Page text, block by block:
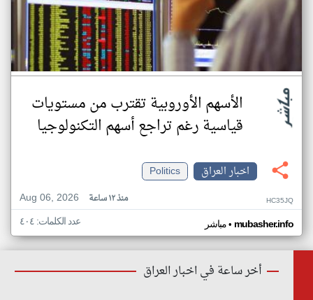
الأسهم الأوروبية تقترب من مستويات
قياسية رغم تراجع أسهم التكنولوجيا
اخبار العراق
Politics
Aug 06, 2026
منذ ١٢ ساعة HC35JQ
مباشر• mubasher.info عدد الكلمات: ٤٠٤
أخر ساعة في اخبار العراق